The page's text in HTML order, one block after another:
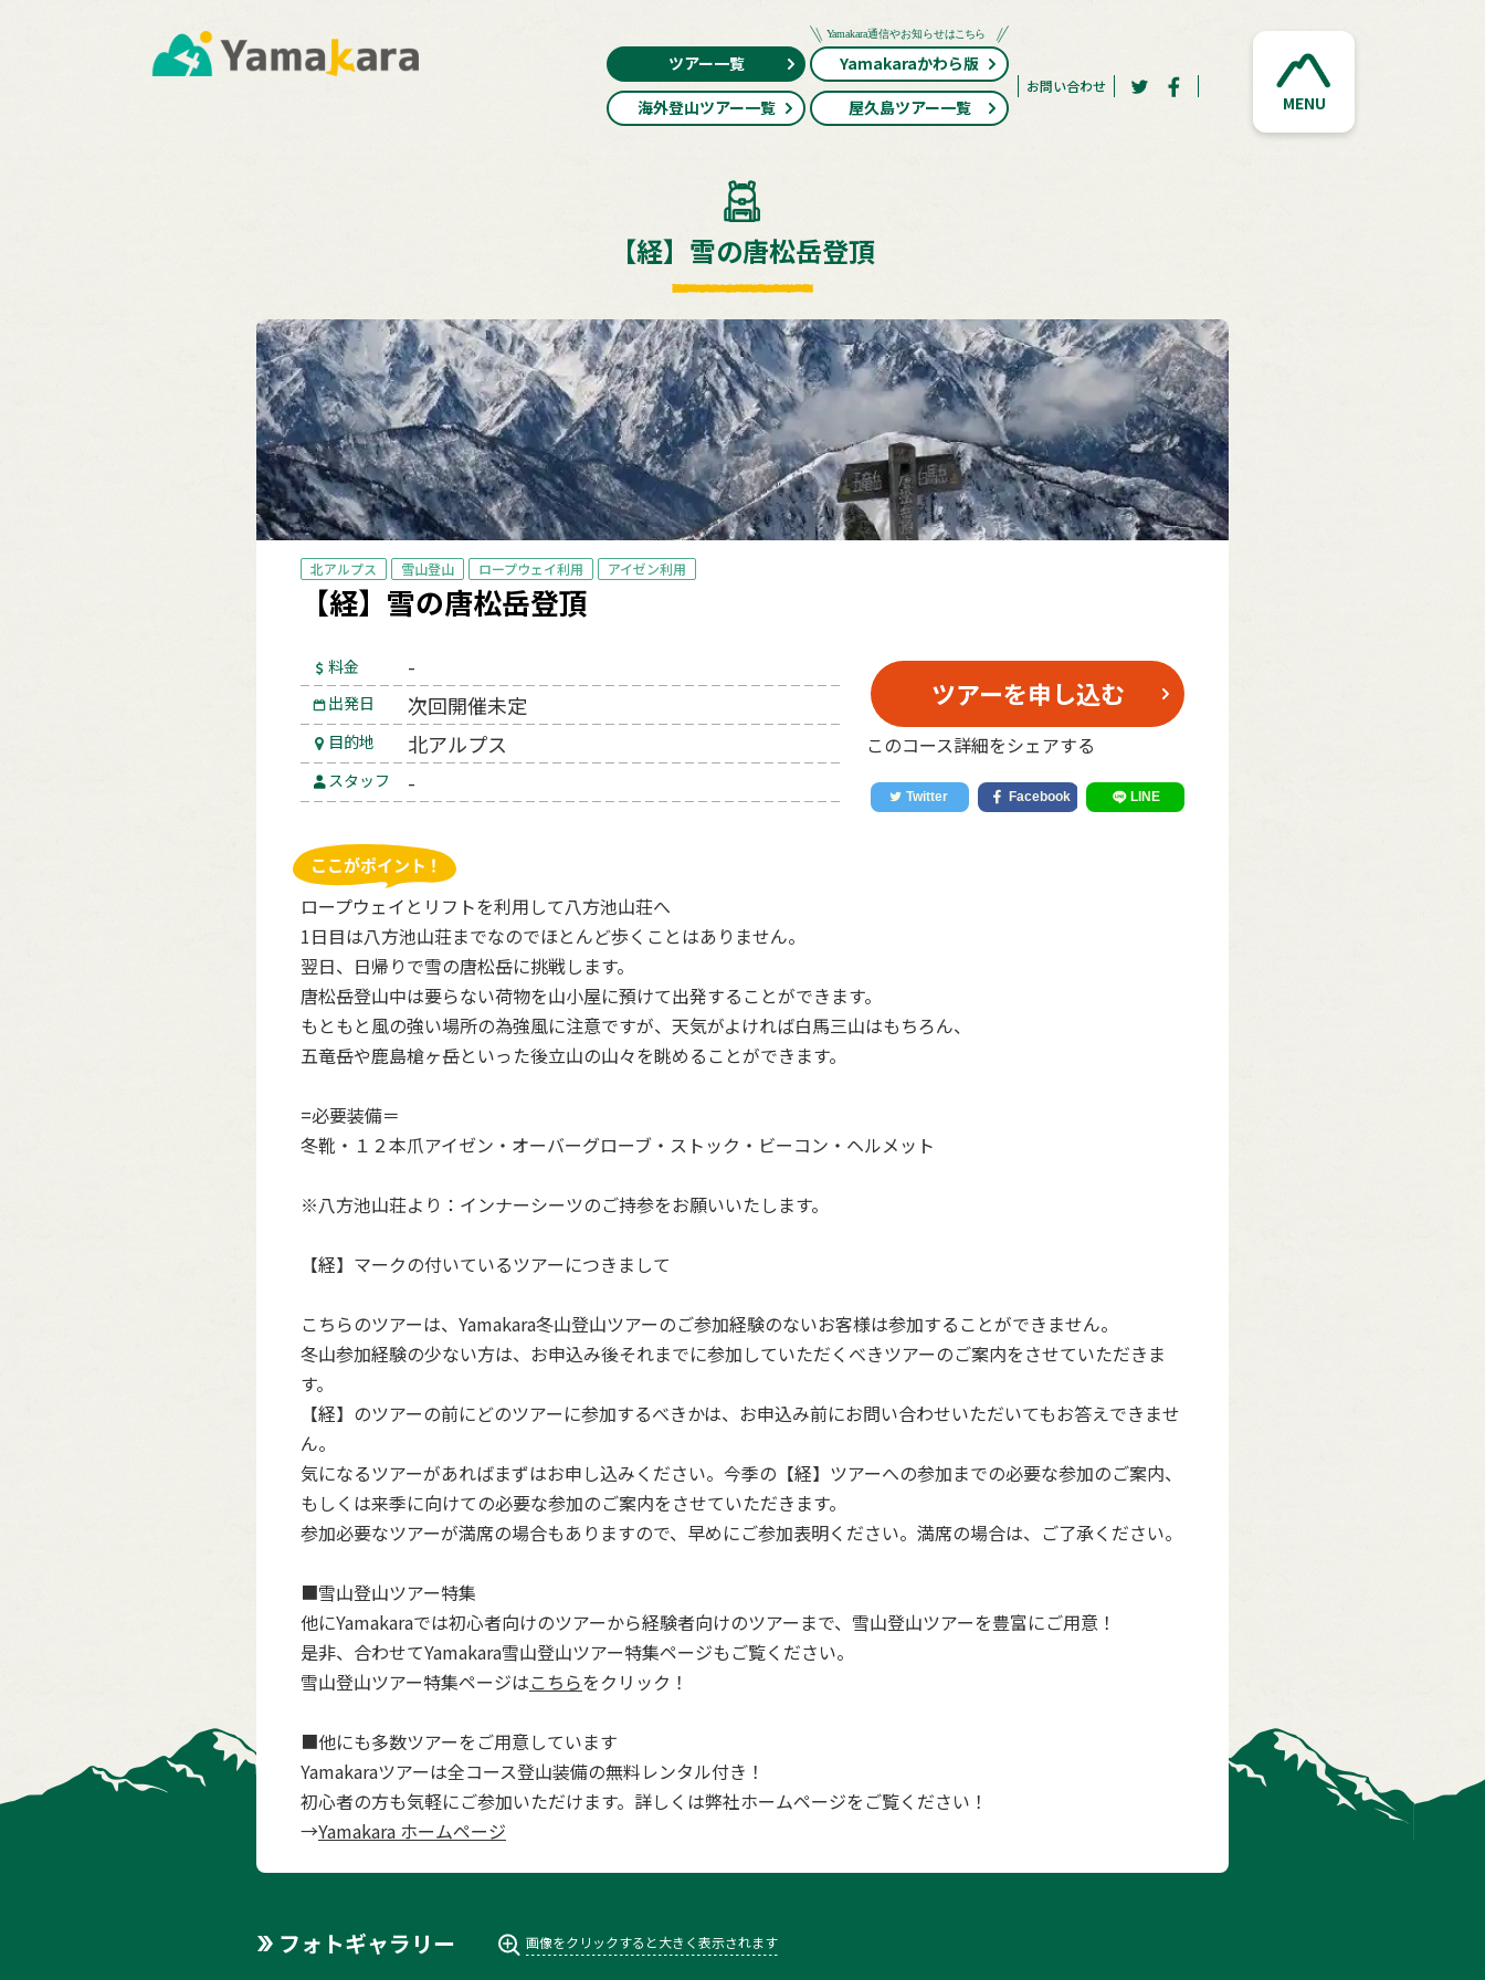
ツアー一覧
Yamakaraかわら版
海外登山ツアー一覧
屋久島ツアー一覧
お問い合わせ
MENU
【経】雪の唐松岳登頂
北アルプス 雪山登山 ロープウェイ利用 アイゼン利用
【経】雪の唐松岳登頂
料金 -
出発日 次回開催未定
目的地 北アルプス
スタッフ -
ツアーを申し込む
このコース詳細をシェアする
ロープウェイとリフトを利用して八方池山荘へ
1日目は八方池山荘までなのでほとんど歩くことはありません。
翌日、日帰りで雪の唐松岳に挑戦します。
唐松岳登山中は要らない荷物を山小屋に預けて出発することができます。
もともと風の強い場所の為強風に注意ですが、天気がよければ白馬三山はもちろん、
五竜岳や鹿島槍ヶ岳といった後立山の山々を眺めることができます。
=必要装備＝
冬靴・１２本爪アイゼン・オーバーグローブ・ストック・ビーコン・ヘルメット
※八方池山荘より：インナーシーツのご持参をお願いいたします。
【経】マークの付いているツアーにつきまして
こちらのツアーは、Yamakara冬山登山ツアーのご参加経験のないお客様は参加することができません。
冬山参加経験の少ない方は、お申込み後それまでに参加していただくべきツアーのご案内をさせていただきま
す。
【経】のツアーの前にどのツアーに参加するべきかは、お申込み前にお問い合わせいただいてもお答えできませ
ん。
気になるツアーがあればまずはお申し込みください。今季の【経】ツアーへの参加までの必要な参加のご案内、
もしくは来季に向けての必要な参加のご案内をさせていただきます。
参加必要なツアーが満席の場合もありますので、早めにご参加表明ください。満席の場合は、ご了承ください。
■雪山登山ツアー特集
他にYamakaraでは初心者向けのツアーから経験者向けのツアーまで、雪山登山ツアーを豊富にご用意！
是非、合わせてYamakara雪山登山ツアー特集ページもご覧ください。
雪山登山ツアー特集ページはこちらをクリック！
■他にも多数ツアーをご用意しています
Yamakaraツアーは全コース登山装備の無料レンタル付き！
初心者の方も気軽にご参加いただけます。詳しくは弊社ホームページをご覧ください！
→Yamakara ホームページ
フォトギャラリー 画像をクリックすると大きく表示されます